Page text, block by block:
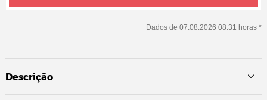
Dados de 07.08.2026 08:31 horas *
Descrição